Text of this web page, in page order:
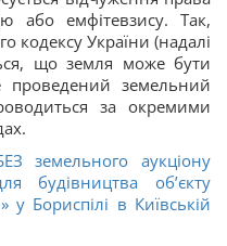
або емфітевзису. Так,
кодексу України (надалі
що земля може бути
проведений земельний
за окремими
земельного аукціону
будівництва об’єкту
у Бориспілі в Київській